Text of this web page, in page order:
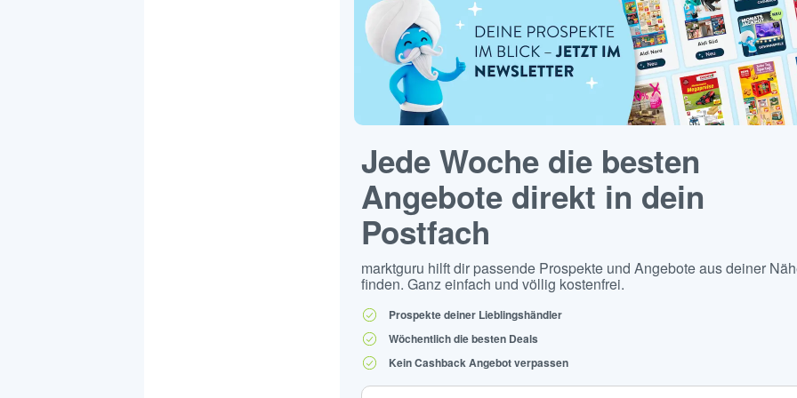
Jede Woche die besten
Angebote direkt in dein
Postfach
marktguru hilft dir passende Prospekte und Angebote aus deiner
finden. Ganz einfach und völlig kostenfrei.
Prospekte deiner Lieblingshändler
Wöchentlich die besten Deals
Kein Cashback Angebot verpassen